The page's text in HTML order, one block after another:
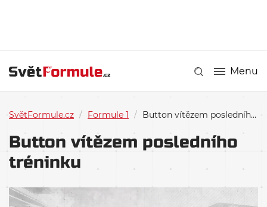
Menu
SvětFormule.cz / Formule 1 / Button vítězem posledního tréninku
Button vítězem posledního
tréninku